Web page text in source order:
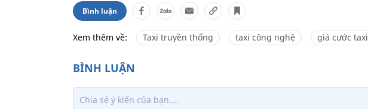
Bình luận
Xem thêm về: Taxi truyền thống taxi công nghệ giá cước taxi